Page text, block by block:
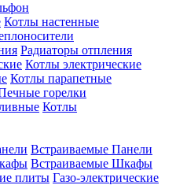
Котлы настенные
Радиаторы отпления
Котлы электрические
Котлы парапетные
горелки
Котлы
Встраиваемые Панели
Встраиваемые Шкафы
Газо-электрические